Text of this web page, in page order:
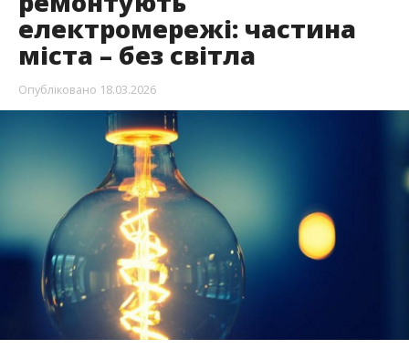
електромережі: частина
міста – без світла
Опубліковано 18.03.2026